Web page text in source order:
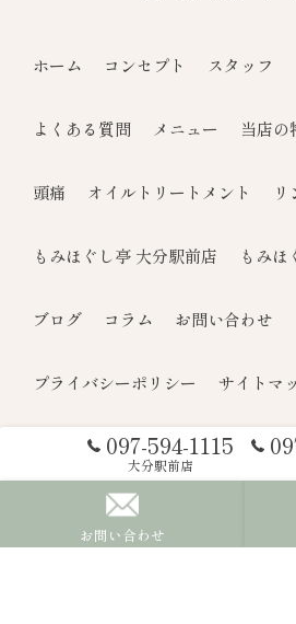
097-594-1115
大分駅前店
お問い合わせ
ホーム コンセプト スタッフ
よくある質問 メニュー 当店の
頭痛 オイルトリートメント リ
もみほぐし亭 大分駅前店 もみほ
ブログ コラム お問い合わせ
プライバシーポリシー サイトマ
© 2026 大分県大分市のもみほぐしなら
RESERVED.